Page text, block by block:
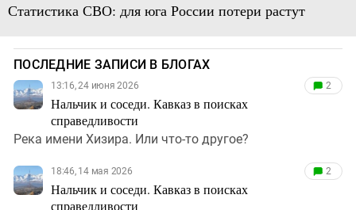
Статистика СВО: для юга России потери растут
ПОСЛЕДНИЕ ЗАПИСИ В БЛОГАХ
13:16, 24 июня 2026
Нальчик и соседи. Кавказ в поисках
справедливости
2
Река имени Хизира. Или что-то другое?
18:46, 14 мая 2026
Нальчик и соседи. Кавказ в поисках
справедливости
2